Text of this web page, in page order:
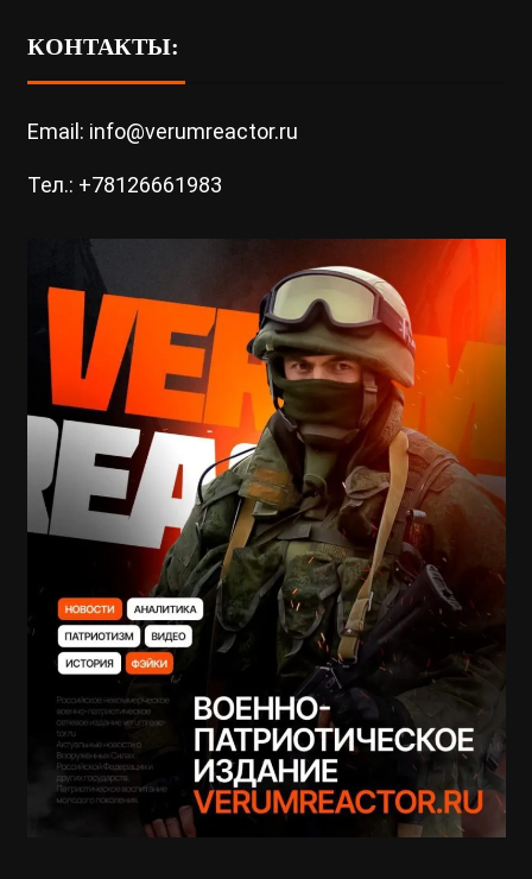
КОНТАКТЫ:
Email: info@verumreactor.ru
Тел.: +78126661983